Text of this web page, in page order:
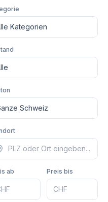
ab Preis bis